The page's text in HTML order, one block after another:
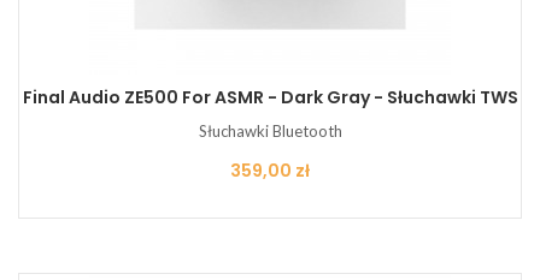
Final Audio ZE500 For ASMR - Dark Gray - Słuchawki TWS
Słuchawki Bluetooth
Cena
359,00 zł